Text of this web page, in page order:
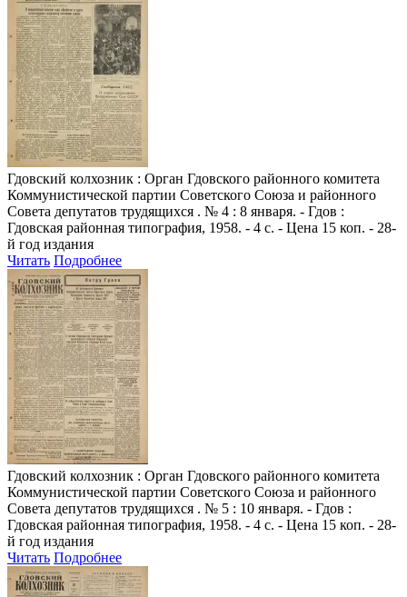
Гдовский колхозник : Орган Гдовского районного комитета
Коммунистической партии Советского Союза и районного
Совета депутатов трудящихся . № 4 : 8 января. - Гдов :
Гдовская районная типография, 1958. - 4 с. - Цена 15 коп. - 28-
й год издания
Читать Подробнее
Гдовский колхозник : Орган Гдовского районного комитета
Коммунистической партии Советского Союза и районного
Совета депутатов трудящихся . № 5 : 10 января. - Гдов :
Гдовская районная типография, 1958. - 4 с. - Цена 15 коп. - 28-
й год издания
Читать Подробнее